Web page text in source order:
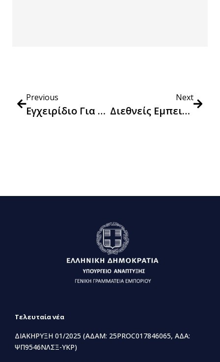
Previous
Εγχειρίδιο Για Αρχές Που Αναθέτουν Δημόσιες Συμβάσεις Με Βάση Τα Κριτήρια Του Οικολογικού Σήματος Της ΕΕ Για Έντυπο Χαρτί, Χαρτί Γραφικής Ύλης Και Προϊόντα Χάρτινων Σακούλων Μεταφοράς
Next
Διεθνείς Εμπειρίες Σχετικά Με Τις ΠΔΣ
Τελευταία νέα
ΔΙΑΚΗΡΥΞΗ 01/2025 (ΑΔΑΜ: 25PROC017846065, ΑΔΑ:
ΨΠ9546ΝΛΣΞ-ΥΚΡ)